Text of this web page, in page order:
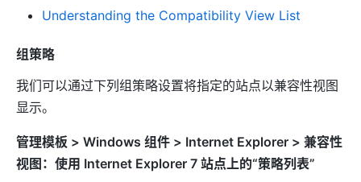
Understanding the Compatibility View List
组策略
我们可以通过下列组策略设置将指定的站点以兼容性视图
显示。
管理模板 > Windows 组件 > Internet Explorer > 兼容性
视图：使用 Internet Explorer 7 站点上的“策略列表”